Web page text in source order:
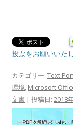
投票をお願いいた
カテゴリー: Text
環境, Microsoft
文書 | 投稿日: 2018